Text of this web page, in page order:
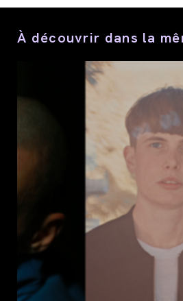
À découvrir dans la